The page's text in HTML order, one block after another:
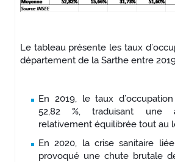
Le tableau présente les taux
département de la Sarthe entre
En 2019, le taux
52,82 %, traduisant une
relativement équilibrée tout au
En 2020, la crise sanitaire
provoqué une chute brutale